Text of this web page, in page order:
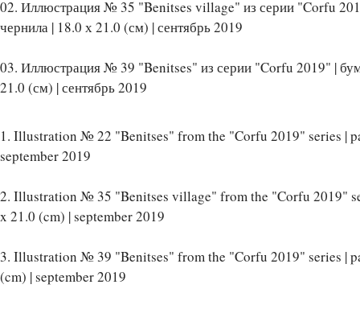
02. Иллюстрация № 35 "Benitses village" из серии "Corfu
чернила | 18.0 х 21.0 (см) | сентябрь 2019
03. Иллюстрация № 39 "Benitses" из серии "Corfu 2019" |
21.0 (см) | сентябрь 2019
1. Illustration № 22 "Benitses" from the "Corfu 2019" series |
september 2019
2. Illustration № 35 "Benitses village" from the "Corfu 2019"
x 21.0 (cm) | september 2019
3. Illustration № 39 "Benitses" from the "Corfu 2019" series |
(cm) | september 2019